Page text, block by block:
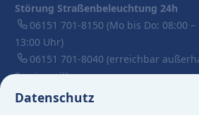
Datenschutz
Störung Straßenbeleuchtung 24h
06151 701-8150 (Mo bis Do: 08:00 –
13:00 Uhr)
06151 701-8040 (erreichbar
Servicezeit)